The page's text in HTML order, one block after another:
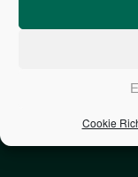
Cookie